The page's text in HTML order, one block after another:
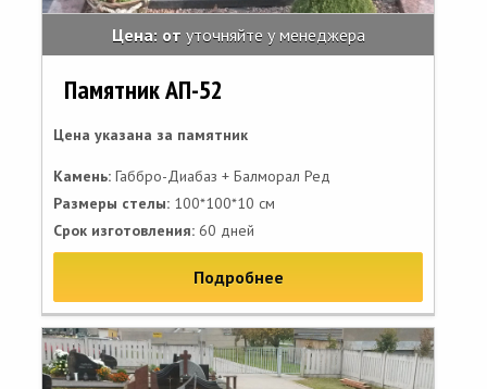
Цена: от уточняйте у менеджера
Памятник АП-52
Цена указана за памятник
Камень: Габбро-Диабаз + Балморал Ред
Размеры стелы: 100*100*10 см
Срок изготовления: 60 дней
Подробнее